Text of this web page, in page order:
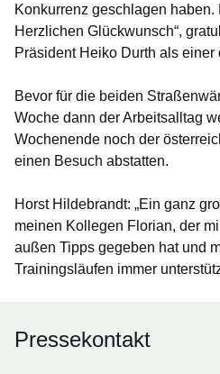
Konkurrenz geschlagen
Herzlichen Glückwunsch“,
Präsident Heiko Durth als einer
Bevor für die beiden
Woche dann der Arbeitsalltag
Wochenende noch der
einen Besuch abstatten.
Horst Hildebrandt: „Ein ganz
meinen Kollegen Florian, der
außen Tipps gegeben hat und
Trainingsläufen immer
Pressekontakt